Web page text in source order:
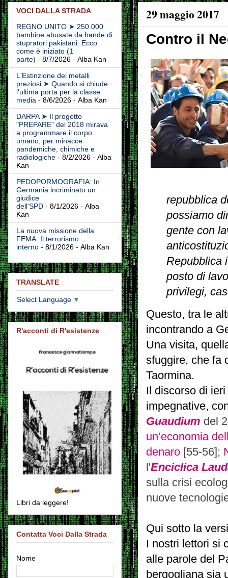
29 maggio 2017
Contro il
repubblica
possiamo
gente con
Repubblica
posto di
privilegi,
Questo, tra le
incontrando a
Una visita,
sfuggire, che fa
Taormina.
Il discorso di
impegnative,
Guaudium del
un’economia
denaro [55-56];
l'Enciclica
sulla crisi
nuove
Qui sotto la
I nostri lettori si
alle parole del
bergogliana sia
VOCI DALLA STRADA
REGNO UNITO ➤ 250.000
bambine abusate da bande di
stupratori pakistani: Ecco
come è iniziato (1
parte) - 8/7/2026 - Alba Kan
L'Estinzione dei metalli
preziosi ➤ Quando si chiude
l'ultima porta per la classe
media - 8/6/2026 - Alba Kan
DARPA ➤ Il progetto
"PREPARE" del 2018 mirava
a programmare il corpo
umano, per minacce
pandemiche, chimiche e
radiologiche - 8/2/2026 - Alba
Kan
PEDOPORMOGRAFIA: In
Germania incriminato un
giudice
dell'SPD - 8/1/2026 - Alba
Kan
La nuova missione della
FEMA: Il terrorismo
interno - 8/1/2026 - Alba Kan
TRANSLATE
Select Language ▼
R'acconti di R'esistenze
Libri da leggere!
Contatta Voci Dalla Strada
Nome